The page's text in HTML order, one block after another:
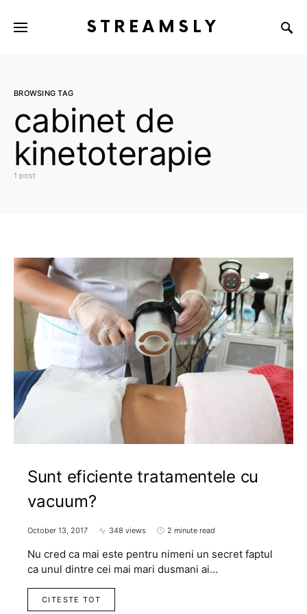
STREAMSLY
BROWSING TAG
cabinet de
kinetoterapie
1 post
Sunt eficiente tratamentele cu
vacuum?
October 13, 2017 348 views 2 minute read
Nu cred ca mai este pentru nimeni un secret faptul
ca unul dintre cei mai mari dusmani ai…
CITESTE TOT